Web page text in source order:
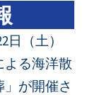
日（土）
よる海洋散
が開催さ